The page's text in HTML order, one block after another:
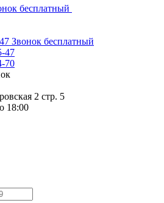
бесплатный
Звонок бесплатный
47
70
2 стр. 5
18:00